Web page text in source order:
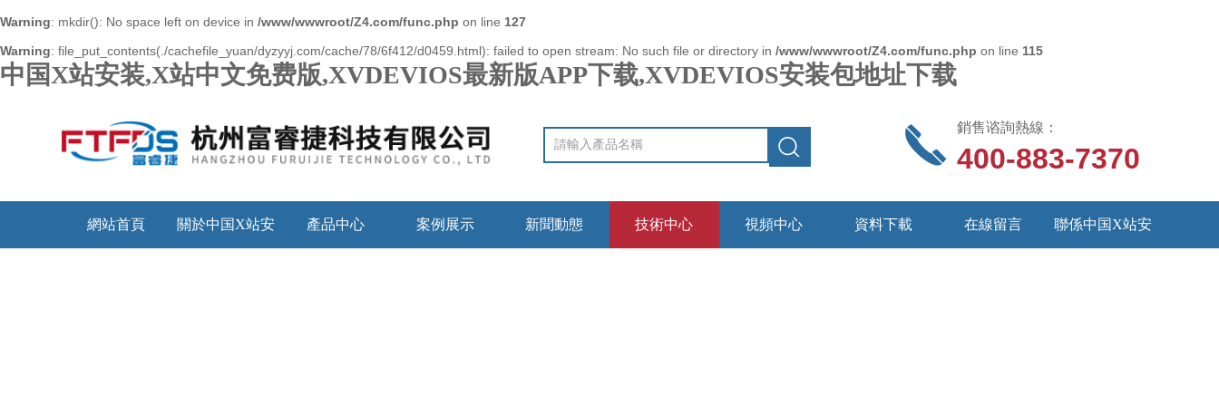
Warning: mkdir(): No space left on device in /www/wwwroot/Z4.com/func.php on line 127
Warning: file_put_contents(./cachefile_yuan/dyzyyj.com/cache/78/6f412/d0459.html): failed to open stream: No such file or directory in /www/wwwroot/Z4.com/func.php on line 115
中国X站安装,X站中文免费版,XVDEVIOS最新版APP下载,XVDEVIOS安装包地址下载
銷售谘詢熱線：
400-883-7370
網站首頁 關於中国X站安 產品中心 案例展示 新聞動態 技術中心 視頻中心 資料下載 在線留言 聯係中国X站安